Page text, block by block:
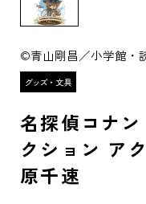
©青山剛昌／小学館・
名探偵コナ
クション ア
原千速